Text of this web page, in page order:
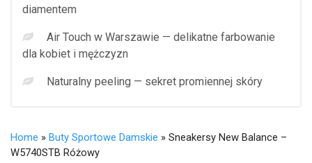
diamentem
Air Touch w Warszawie — delikatne farbowanie
dla kobiet i mężczyzn
Naturalny peeling — sekret promiennej skóry
Home » Buty Sportowe Damskie » Sneakersy New Balance –
W5740STB Różowy